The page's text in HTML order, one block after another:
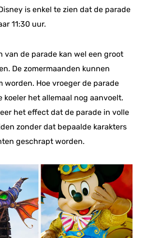
is enkel te zien dat de parade
11:30 uur.
van de parade kan wel een groot
De zomermaanden kunnen
worden. Hoe vroeger de parade
koeler het allemaal nog aanvoelt.
het effect dat de parade in volle
zonder dat bepaalde karakters
geschrapt worden.